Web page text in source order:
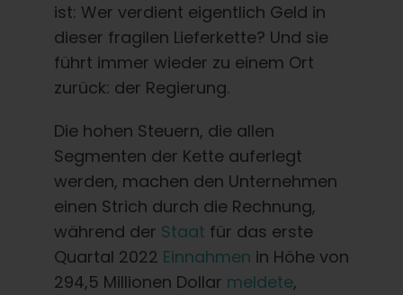
ist: Wer verdient eigentlich Geld in
dieser fragilen Lieferkette? Und sie
führt immer wieder zu einem Ort
zurück: der Regierung.
Die hohen Steuern, die allen
Segmenten der Kette auferlegt
werden, machen den Unternehmen
einen Strich durch die Rechnung,
während der Staat für das erste
Quartal 2022 Einnahmen in Höhe von
294,5 Millionen Dollar meldete,